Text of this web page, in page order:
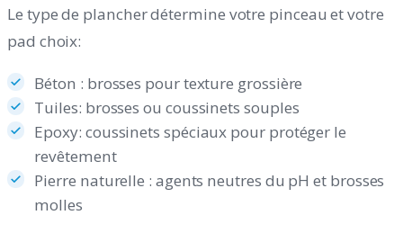
Le type de plancher détermine votre pinceau et votre
pad choix:
Béton : brosses pour texture grossière
Tuiles: brosses ou coussinets souples
Epoxy: coussinets spéciaux pour protéger le
revêtement
Pierre naturelle : agents neutres du pH et brosses
molles